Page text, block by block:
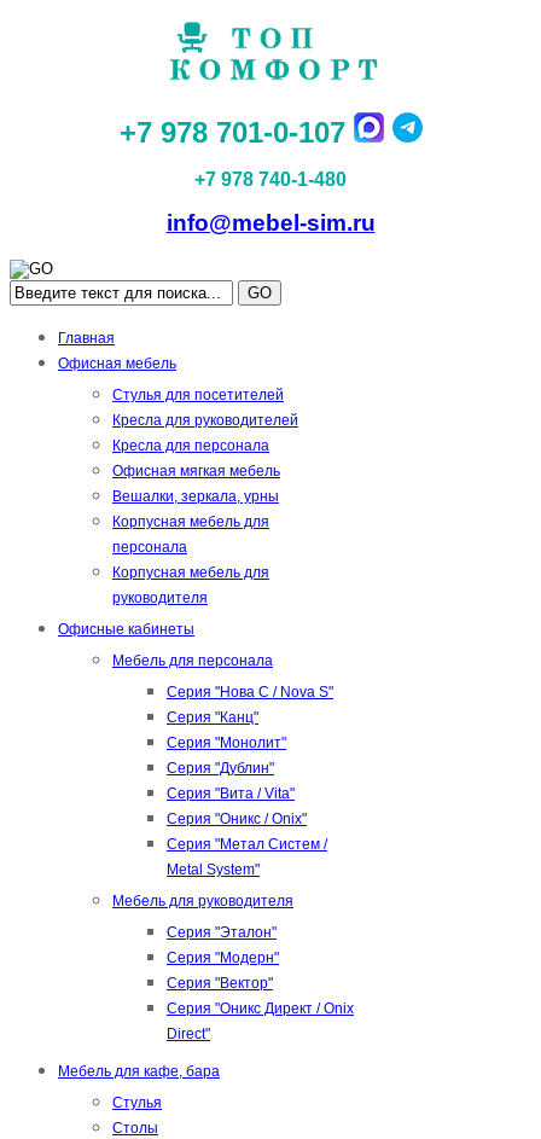
+7 978 701-0-107
+7 978 740-1-480
info@mebel-sim.ru
GO
Главная
Офисная мебель
Стулья для посетителей
Кресла для руководителей
Кресла для персонала
Офисная мягкая мебель
Вешалки, зеркала, урны
Корпусная мебель для
персонала
Корпусная мебель для
руководителя
Офисные кабинеты
Мебель для персонала
Серия "Нова С / Nova S"
Серия "Канц"
Серия "Монолит"
Серия "Дублин"
Серия "Вита / Vita"
Серия "Оникс / Onix"
Серия "Метал Систем /
Metal System"
Мебель для руководителя
Серия "Эталон"
Серия "Модерн"
Серия "Вектор"
Серия "Оникс Директ / Onix
Direct"
Мебель для кафе, бара
Стулья
Столы